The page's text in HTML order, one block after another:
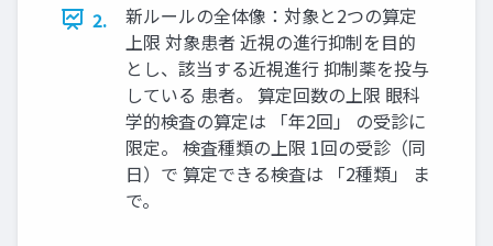
2.
新ルールの全体像：対象と2つの算定
上限 対象患者 近視の進行抑制を目的
とし、該当する近視進行 抑制薬を投与
している 患者。 算定回数の上限 眼科
学的検査の算定は 「年2回」 の受診に
限定。 検査種類の上限 1回の受診（同
日）で 算定できる検査は 「2種類」 ま
で。